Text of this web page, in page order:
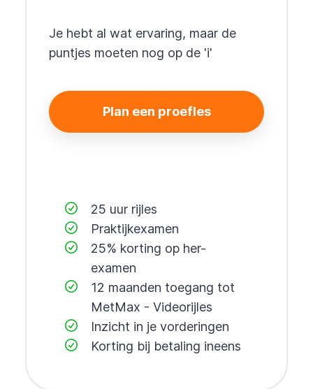
Je hebt al wat ervaring, maar de
puntjes moeten nog op de 'i'
Plan een proefles
25 uur rijles
Praktijkexamen
25% korting op her-
examen
12 maanden toegang tot
MetMax - Videorijles
Inzicht in je vorderingen
Korting bij betaling ineens